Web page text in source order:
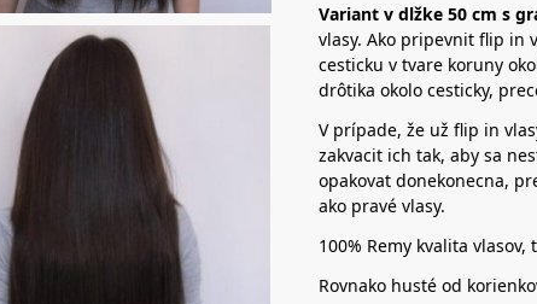
Variant v dlžke 50 cm s
vlasy. Ako pripevnit flip in
cesticku v tvare koruny
drôtika okolo cesticky,
V prípade, že už flip in
zakvacit ich tak, aby sa
opakovat donekonecna,
ako pravé vlasy.
100% Remy kvalita
Rovnako husté od